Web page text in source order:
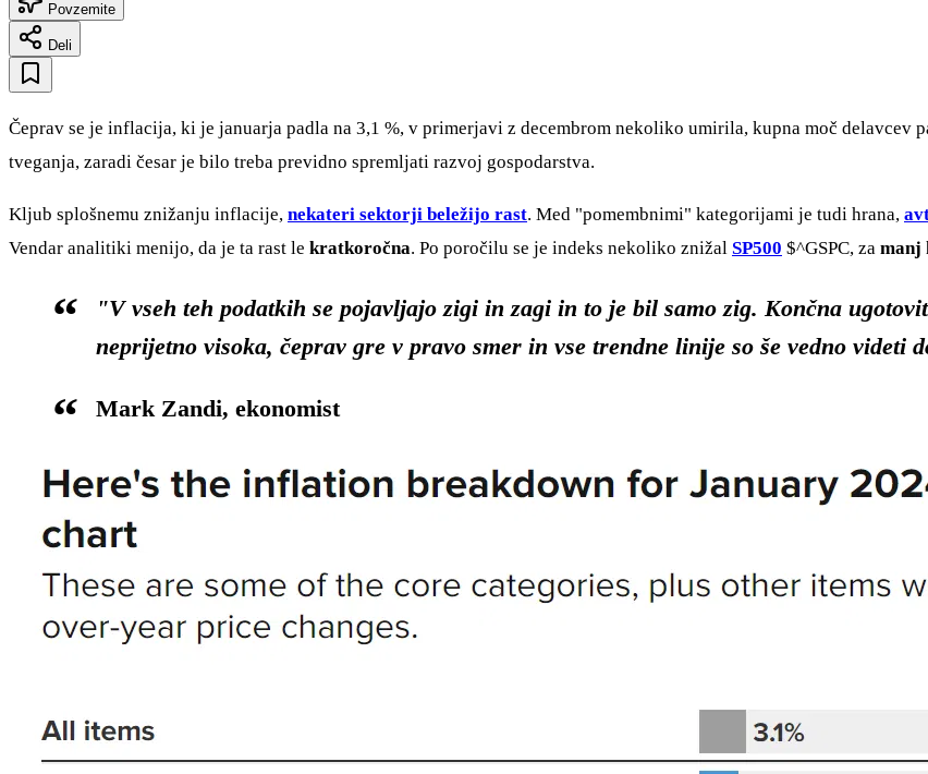
Povzemite
Deli
Čeprav se je inflacija, ki je januarja padla na 3,1 %, v primerjavi z decembrom nekoliko umirila, kupna moč delavcev
tveganja, zaradi česar je bilo treba previdno spremljati razvoj gospodarstva.
Kljub splošnemu znižanju inflacije, nekateri sektorji beležijo rast. Med "pomembnimi" kategorijami je tudi hrana,
Vendar analitiki menijo, da je ta rast le kratkoročna. Po poročilu se je indeks nekoliko znižal SP500 $^GSPC, za manj
"V vseh teh podatkih se pojavljajo zigi in zagi in to je bil samo zig. Končna
neprijetno visoka, čeprav gre v pravo smer in vse trendne linije so še vedno videti
Mark Zandi, ekonomist